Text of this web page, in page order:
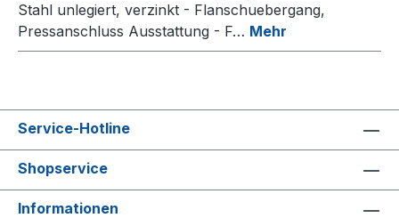
Stahl unlegiert, verzinkt - Flanschuebergang,
Pressanschluss Ausstattung - F… Mehr
Service-Hotline
Shopservice
Informationen